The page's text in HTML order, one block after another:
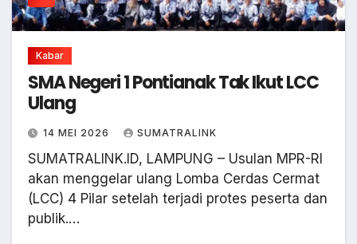
Kabar
SMA Negeri 1 Pontianak Tak Ikut LCC
Ulang
14 MEI 2026 SUMATRALINK
SUMATRALINK.ID, LAMPUNG – Usulan MPR-RI
akan menggelar ulang Lomba Cerdas Cermat
(LCC) 4 Pilar setelah terjadi protes peserta dan
publik.…